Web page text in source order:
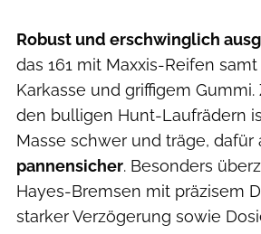
Robust und erschwinglich
das 161 mit Maxxis-Reifen
Karkasse und griffigem
den bulligen Hunt-Laufrädern
Masse schwer und träge, dafür
pannensicher. Besonders
Hayes-Bremsen mit präzisem
starker Verzögerung sowie